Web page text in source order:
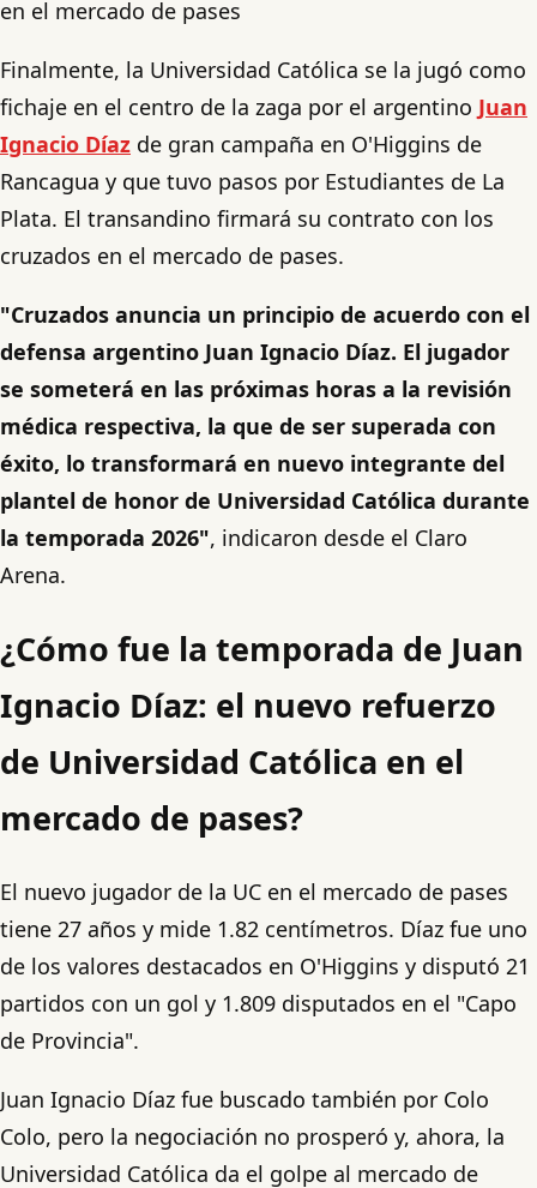
en el mercado de pases
Finalmente, la Universidad Católica se la jugó como
fichaje en el centro de la zaga por el argentino Juan
Ignacio Díaz de gran campaña en O'Higgins de
Rancagua y que tuvo pasos por Estudiantes de La
Plata. El transandino firmará su contrato con los
cruzados en el mercado de pases.
"Cruzados anuncia un principio de acuerdo con el
defensa argentino Juan Ignacio Díaz. El jugador
se someterá en las próximas horas a la revisión
médica respectiva, la que de ser superada con
éxito, lo transformará en nuevo integrante del
plantel de honor de Universidad Católica durante
la temporada 2026", indicaron desde el Claro
Arena.
¿Cómo fue la temporada de Juan
Ignacio Díaz: el nuevo refuerzo
de Universidad Católica en el
mercado de pases?
El nuevo jugador de la UC en el mercado de pases
tiene 27 años y mide 1.82 centímetros. Díaz fue uno
de los valores destacados en O'Higgins y disputó 21
partidos con un gol y 1.809 disputados en el "Capo
de Provincia".
Juan Ignacio Díaz fue buscado también por Colo
Colo, pero la negociación no prosperó y, ahora, la
Universidad Católica da el golpe al mercado de